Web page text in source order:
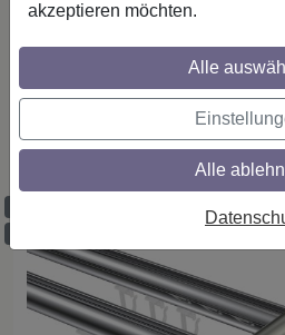
Gardinenstangen mit
Aluminium / Metall in
Modell PRESTIGE -
akzeptieren möchten.
Alle
Alle